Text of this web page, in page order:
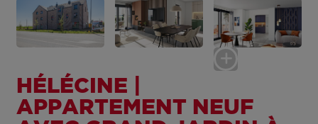
HÉLÉCINE |
APPARTEMENT NEUF